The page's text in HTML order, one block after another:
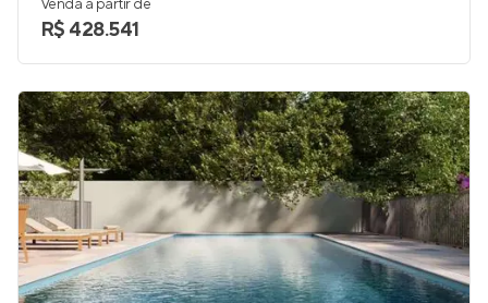
Venda a partir de
R$ 428.541